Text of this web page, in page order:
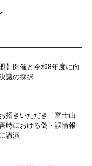
】開催と令和8年度に向
議の採択
招きいただき「富士山
時における偽・誤情報
講演